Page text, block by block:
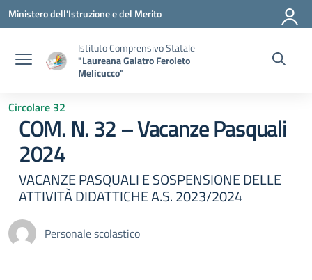
Vai ai contenuti
Vai al menu di navigazione
Vai al footer
Ministero dell'Istruzione e del Merito
Istituto Comprensivo Statale
"Laureana Galatro Feroleto
Melicucco"
Circolare 32
COM. N. 32 – Vacanze Pasquali
2024
VACANZE PASQUALI E SOSPENSIONE DELLE
ATTIVITÀ DIDATTICHE A.S. 2023/2024
Personale scolastico